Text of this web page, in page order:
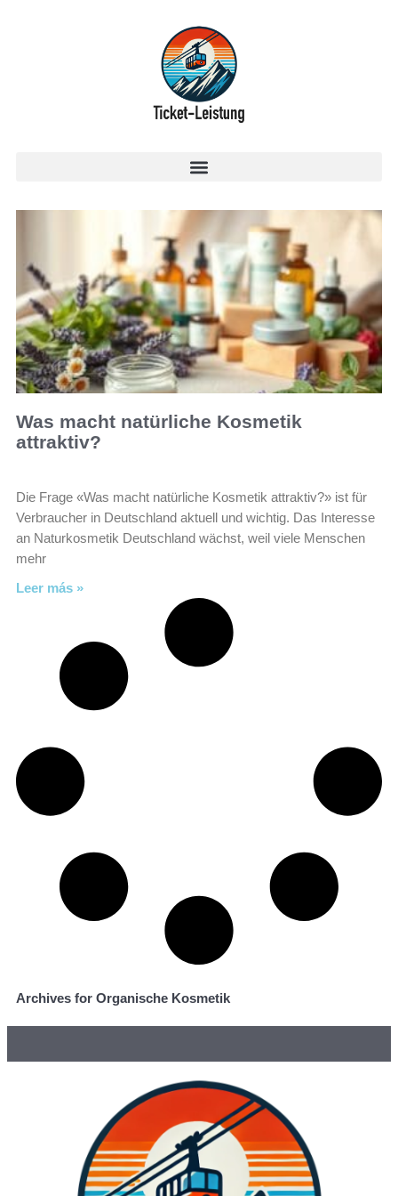
Was macht natürliche Kosmetik
attraktiv?
Die Frage «Was macht natürliche Kosmetik attraktiv?» ist für
Verbraucher in Deutschland aktuell und wichtig. Das Interesse
an Naturkosmetik Deutschland wächst, weil viele Menschen
mehr
Leer más »
Archives for Organische Kosmetik